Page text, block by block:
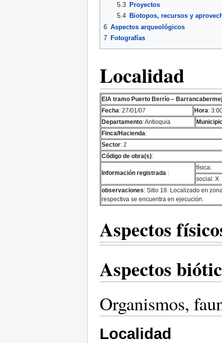
5.3
Proyectos
5.4
Biotopos, recursos y
6 Aspectos arqueológicos
7 Fotografías
Localidad
EIA tramo Puerto Berrío –
Fecha: 27/01/07 Hora:
Departamento: Antioquia
Finca/Hacienda:
Sector: 2
Código de obra(s):
Información registrada :
física:
social: X
observaciones: Sitio 18. Localizado en
respectiva se encuentra en ejecución.
Aspectos
Aspectos
Organismos,
Localidad